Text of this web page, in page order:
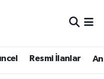
Resmi İlanlar